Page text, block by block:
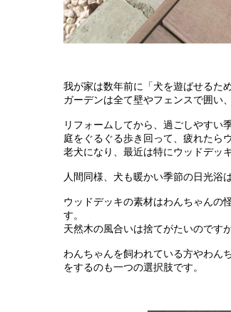
我が家は数年前に「犬を遊ばせるた
ガーデンは全て壁やフェンスで囲い
リフォームしてから、過ごしやすい
庭をぐるぐる歩き回って、疲れたら
老犬になり、最近は特にウッドデッ
人間同様、犬も暖かい季節の日光浴
ウッドデッキの素材はわんちゃんの
す。
天然木の風合いは捨てがたいのですが
わんちゃんを飼われている方やわん
をするのも一つの選択肢です。